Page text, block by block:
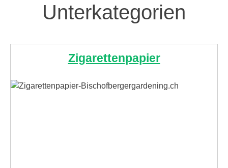
Unterkategorien
Zigarettenpapier